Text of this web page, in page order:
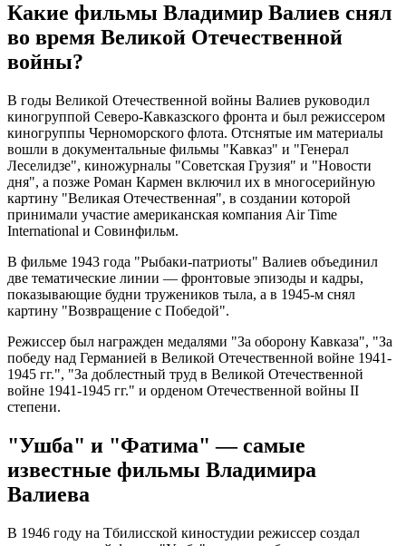
Какие фильмы Владимир Валиев снял
во время Великой Отечественной
войны?
В годы Великой Отечественной войны Валиев руководил
киногруппой Северо-Кавказского фронта и был режиссером
киногруппы Черноморского флота. Отснятые им материалы
вошли в документальные фильмы "Кавказ" и "Генерал
Леселидзе", киножурналы "Советская Грузия" и "Новости
дня", а позже Роман Кармен включил их в многосерийную
картину "Великая Отечественная", в создании которой
принимали участие американская компания Air Time
International и Совинфильм.
В фильме 1943 года "Рыбаки-патриоты" Валиев объединил
две тематические линии — фронтовые эпизоды и кадры,
показывающие будни тружеников тыла, а в 1945-м снял
картину "Возвращение с Победой".
Режиссер был награжден медалями "За оборону Кавказа", "За
победу над Германией в Великой Отечественной войне 1941-
1945 гг.", "За доблестный труд в Великой Отечественной
войне 1941-1945 гг." и орденом Отечественной войны II
степени.
"Ушба" и "Фатима" — самые
известные фильмы Владимира
Валиева
В 1946 году на Тбилисской киностудии режиссер создал